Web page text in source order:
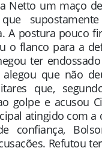
Netto um maço
A postura pouco
o flanco para a
ter
alegou que não
que,
golpe e acusou
atingido com a
confiança,
Refutou